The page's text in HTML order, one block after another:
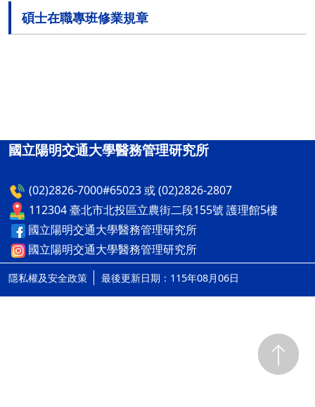
碩士在職專班修業規章
國立陽明交通大學醫務管理研究所
(02)2826-7000#65023 或 (02)2826-2807
112304 臺北市北投區立農街二段155號 護理館5樓
國立陽明交通大學醫務管理研究所
國立陽明交通大學醫務管理研究所
隱私權及安全政策 最後更新日期：115年08月06日